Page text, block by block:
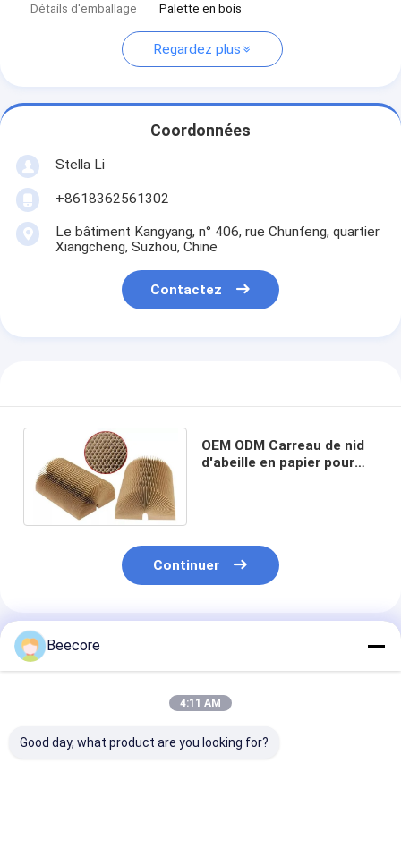
Détails d'emballage
Palette en bois
Regardez plus
Coordonnées
Stella Li
+8618362561302
Le bâtiment Kangyang, n° 406, rue Chunfeng, quartier
Xiangcheng, Suzhou, Chine
Contactez
OEM ODM Carreau de nid
d'abeille en papier pour
Continuer
Produits Recommandés
Beecore
4:11 AM
Good day, what product are you looking for?